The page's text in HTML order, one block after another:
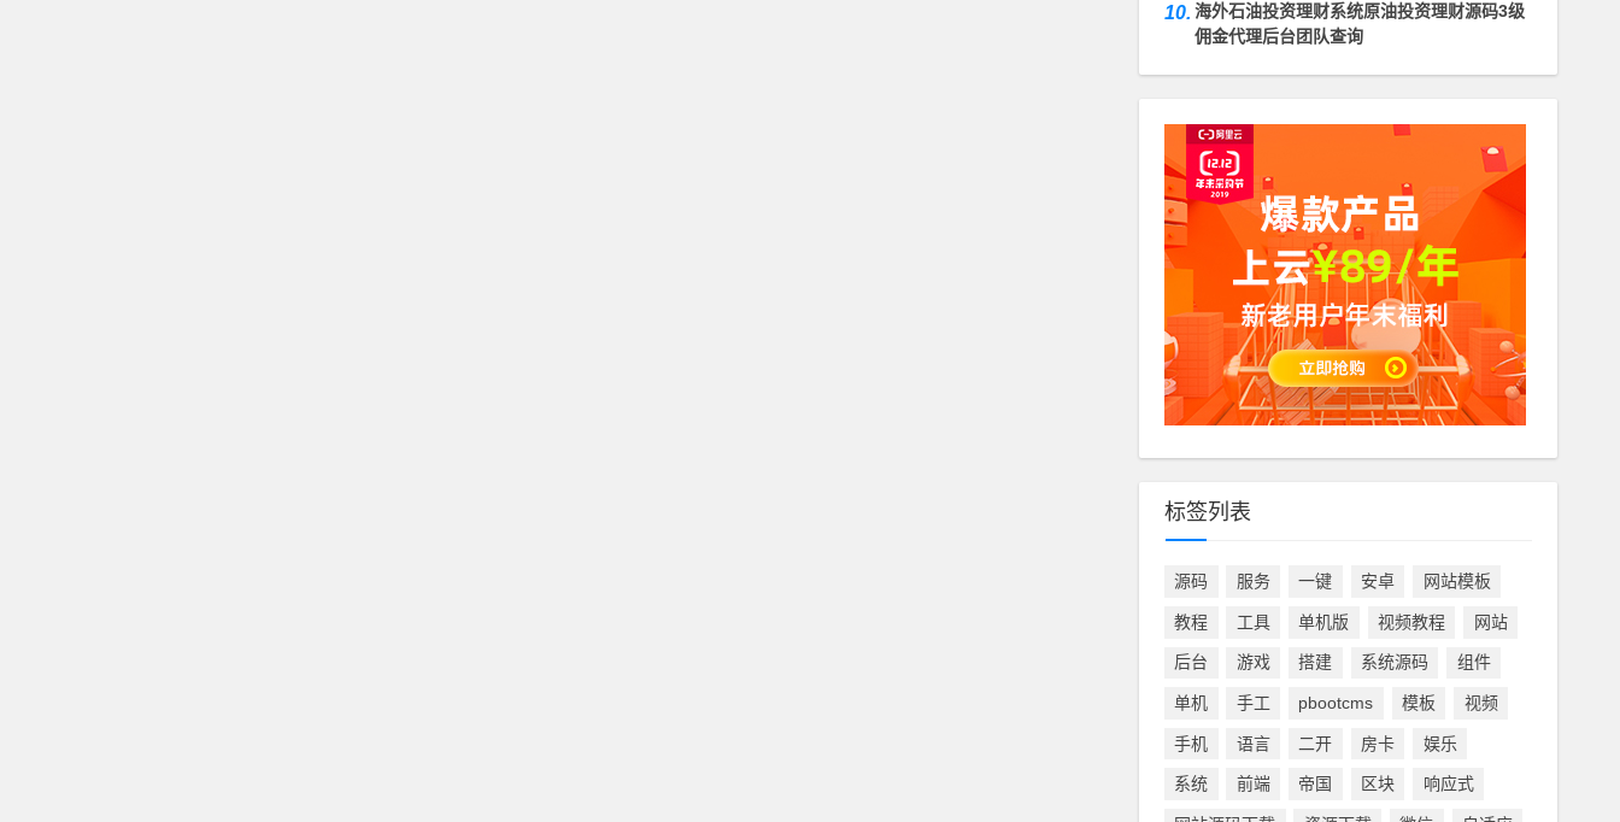
10. 海外石油投资理财系统原油投资理财源码3级
佣金代理后台团队查询
标签列表
源码 服务 一键 安卓 网站模板
教程 工具 单机版 视频教程 网站
后台 游戏 搭建 系统源码 组件
单机 手工 pbootcms 模板 视频
手机 语言 二开 房卡 娱乐
系统 前端 帝国 区块 响应式